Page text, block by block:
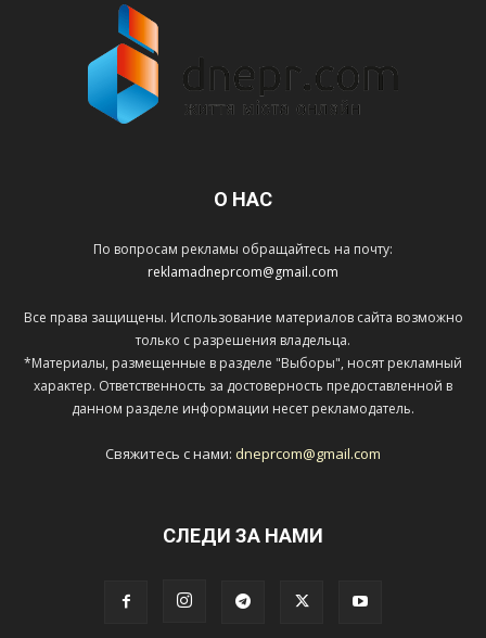
О НАС
По вопросам рекламы обращайтесь на почту:
reklamadneprcom@gmail.com
Все права защищены. Использование материалов сайта возможно
только с разрешения владельца.
*Материалы, размещенные в разделе "Выборы", носят рекламный
характер. Ответственность за достоверность предоставленной в
данном разделе информации несет рекламодатель.
Свяжитесь с нами: dneprcom@gmail.com
СЛЕДИ ЗА НАМИ